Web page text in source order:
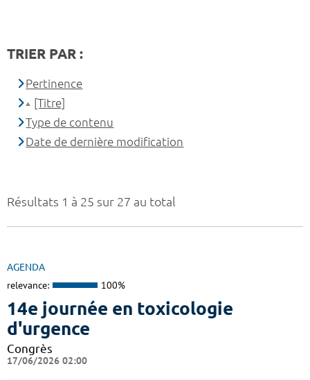
Résultats 1 à 25 sur 27 au total
AGENDA
relevance: 100%
14e journée en toxicologie
d'urgence
Congrès
17/06/2026 02:00
TRIER PAR :
Pertinence
[Titre]
Type de contenu
Date de dernière modification